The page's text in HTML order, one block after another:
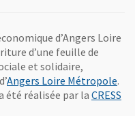
d’Angers Loire
d’une feuille de
et solidaire,
Angers Loire Métropole,
.
été réalisée par la CRESS